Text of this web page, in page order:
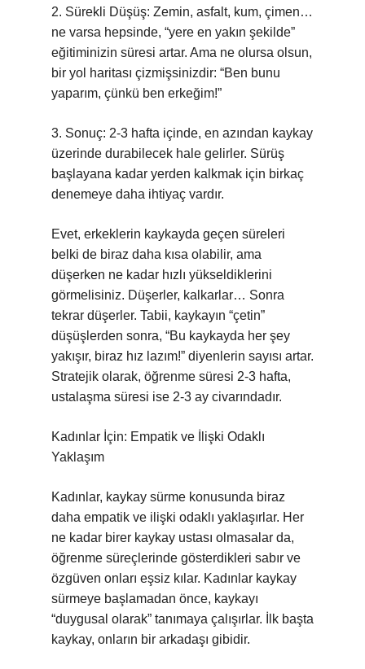
2. Sürekli Düşüş: Zemin, asfalt, kum, çimen…
ne varsa hepsinde, “yere en yakın şekilde”
eğitiminizin süresi artar. Ama ne olursa olsun,
bir yol haritası çizmişsinizdir: “Ben bunu
yaparım, çünkü ben erkeğim!”
3. Sonuç: 2-3 hafta içinde, en azından kaykay
üzerinde durabilecek hale gelirler. Sürüş
başlayana kadar yerden kalkmak için birkaç
denemeye daha ihtiyaç vardır.
Evet, erkeklerin kaykayda geçen süreleri
belki de biraz daha kısa olabilir, ama
düşerken ne kadar hızlı yükseldiklerini
görmelisiniz. Düşerler, kalkarlar… Sonra
tekrar düşerler. Tabii, kaykayın “çetin”
düşüşlerden sonra, “Bu kaykayda her şey
yakışır, biraz hız lazım!” diyenlerin sayısı artar.
Stratejik olarak, öğrenme süresi 2-3 hafta,
ustalaşma süresi ise 2-3 ay civarındadır.
Kadınlar İçin: Empatik ve İlişki Odaklı
Yaklaşım
Kadınlar, kaykay sürme konusunda biraz
daha empatik ve ilişki odaklı yaklaşırlar. Her
ne kadar birer kaykay ustası olmasalar da,
öğrenme süreçlerinde gösterdikleri sabır ve
özgüven onları eşsiz kılar. Kadınlar kaykay
sürmeye başlamadan önce, kaykayı
“duygusal olarak” tanımaya çalışırlar. İlk başta
kaykay, onların bir arkadaşı gibidir.